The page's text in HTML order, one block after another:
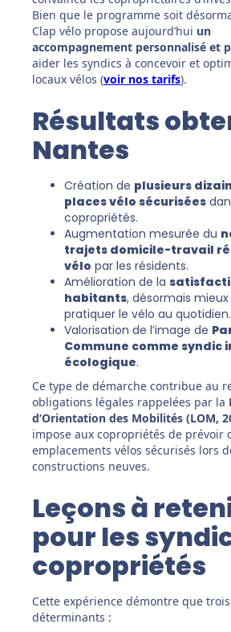
Bien que le programme soit
Clap vélo propose aujourd’hui un
accompagnement personnalisé et
aider les syndics à concevoir et
locaux vélos (voir nos tarifs).
Résultats
Nantes
Création de plusieurs
places vélo sécurisées
copropriétés.
Augmentation mesurée du
trajets domicile-travail
vélo par les résidents.
Amélioration de la
habitants, désormais
pratiquer le vélo au quotidien.
Valorisation de l’image de
Commune comme syndic
écologique.
Ce type de démarche contribue au
obligations légales rappelées par la
d’Orientation des Mobilités (LOM,
impose aux copropriétés de prévoir
emplacements vélos sécurisés lors
constructions neuves.
Leçons à
pour les
copropriétés
Cette expérience démontre que
déterminants :